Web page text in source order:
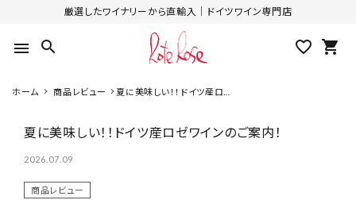
厳選したワイナリーから直輸入｜ドイツワイン専門店
menu search favorite_outline shopping_cart
ホーム 商品レビュー
夏に美味しい！！ドイツ産ロゼ
夏に美味しい！！ドイツ産ロゼワインのご案内！
2026.07.09
商品レビュー